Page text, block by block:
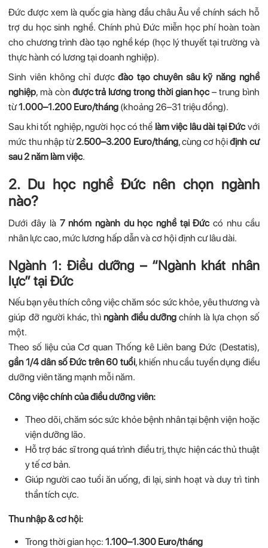
Đức được xem là quốc gia hàng đầu châu Âu về chính sách hỗ
trợ du học sinh nghề. Chính phủ Đức miễn học phí hoàn toàn
cho chương trình đào tạo nghề kép (học lý thuyết tại trường và
thực hành có lương tại doanh nghiệp).
Sinh viên không chỉ đượcđào tạo chuyên sâu kỹ năng nghề
nghiệp, mà còn được trả lương trong thời gian học– trung bình
từ1.000–1.200 Euro/tháng (khoảng 26–31 triệu đồng).
Sau khi tốt nghiệp, người học có thể làm việc lâu dài tại Đứcvới
mức thu nhập từ2.500–3.200 Euro/tháng, cùng cơ hộiđịnh cư
sau 2 năm làm việc.
2. Du học nghề Đức nên chọn ngành
nào?
Dưới đây là 7 nhóm ngành du học nghề tại Đứccó nhu cầu
nhân lực cao, mức lương hấp dẫn và cơ hội định cư lâu dài.
Ngành 1: Điều dưỡng – “Ngành khát nhân
lực” tại Đức
Nếu bạn yêu thích công việc chăm sóc sức khỏe, yêu thương và
giúp đỡ người khác, thì ngành điều dưỡng chính là lựa chọn số
một.
Theo số liệu của Cơ quan Thống kê Liên bang Đức (Destatis),
gần 1/4 dân số Đức trên 60 tuổi, khiến nhu cầu tuyển dụng điều
dưỡng viên tăng mạnh mỗi năm.
Công việc chính của điều dưỡng viên:
Theo dõi, chăm sóc sức khỏe bệnh nhân tại bệnh viện hoặc
viện dưỡng lão.
Hỗ trợ bác sĩ trong quá trình điều trị, thực hiện các thủ thuật
y tế cơ bản.
Giúp người cao tuổi ăn uống, đi lại, sinh hoạt và duy trì tinh
thần tích cực.
Thu nhập & cơ hội:
Trong thời gian học: 1.100–1.300 Euro/tháng